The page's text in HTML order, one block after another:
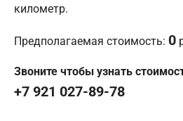
километр.
Предполагаемая стоимость: 0
Звоните чтобы узнать
+7 921 027-89-78